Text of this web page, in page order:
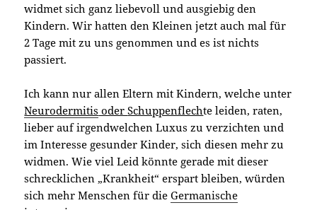
widmet sich ganz liebevoll und ausgiebig den
Kindern. Wir hatten den Kleinen jetzt auch mal für
2 Tage mit zu uns genommen und es ist nichts
passiert.
Ich kann nur allen Eltern mit Kindern, welche unter
Neurodermitis oderSchuppenflechte leiden, raten,
lieber auf irgendwelchen Luxus zu verzichten und
im Interesse gesunder Kinder, sich diesen mehr zu
widmen. Wie viel Leid könnte gerade mit dieser
schrecklichen „Krankheit“ erspart bleiben, würden
sich mehr Menschen für dieGermanische